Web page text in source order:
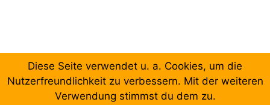
Chronologische Aufzählung der Beiträge
Diese Seite verwendet u. a. Cookies, um die
Nutzerfreundlichkeit zu verbessern. Mit der weiteren
Verwendung stimmst du dem zu.